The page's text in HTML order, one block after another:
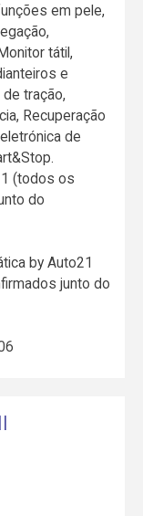
em pele,
tátil,
e
de tração,
Recuperação
de
(todos os
do
by Auto21
junto do